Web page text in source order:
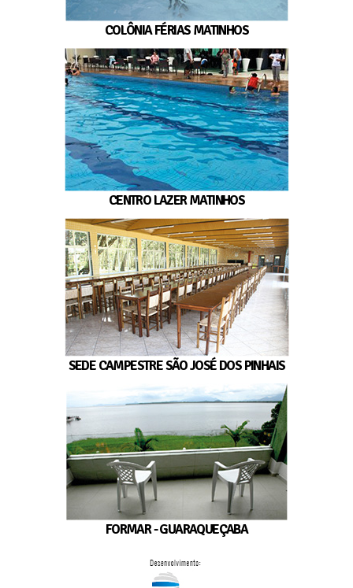
COLÔNIA FÉRIAS MATINHOS
CENTRO LAZER MATINHOS
SEDE CAMPESTRE SÃO JOSÉ DOS PINHAIS
FORMAR - GUARAQUEÇABA